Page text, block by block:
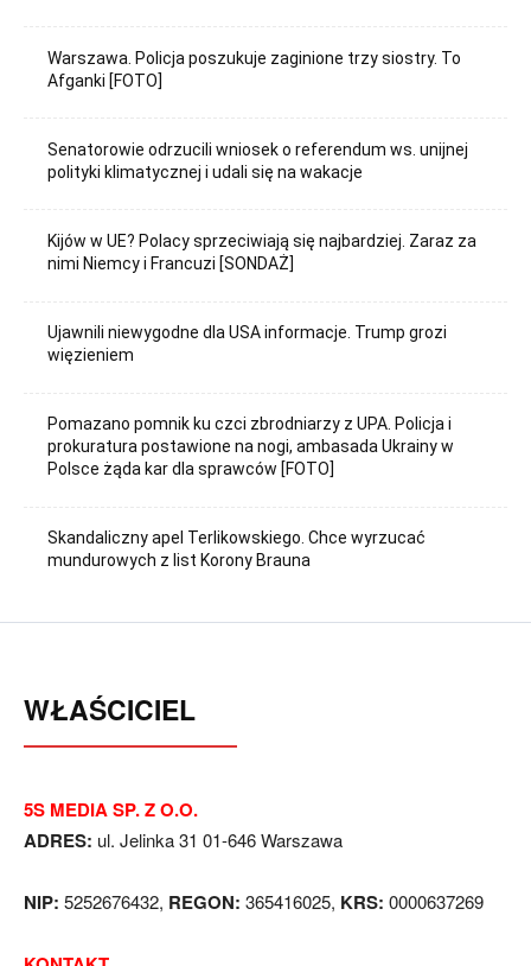
Warszawa. Policja poszukuje zaginione trzy siostry. To
Afganki [FOTO]
Senatorowie odrzucili wniosek o referendum ws. unijnej
polityki klimatycznej i udali się na wakacje
Kijów w UE? Polacy sprzeciwiają się najbardziej. Zaraz za
nimi Niemcy i Francuzi [SONDAŻ]
Ujawnili niewygodne dla USA informacje. Trump grozi
więzieniem
Pomazano pomnik ku czci zbrodniarzy z UPA. Policja i
prokuratura postawione na nogi, ambasada Ukrainy w
Polsce żąda kar dla sprawców [FOTO]
Skandaliczny apel Terlikowskiego. Chce wyrzucać
mundurowych z list Korony Brauna
WŁAŚCICIEL
5S MEDIA SP. Z O.O.
ADRES: ul. Jelinka 31 01-646 Warszawa
NIP: 5252676432, REGON: 365416025, KRS: 0000637269